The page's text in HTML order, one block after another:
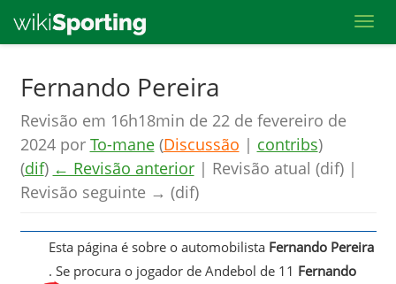
main
content
Fernando Pereira
Revisão em 16h18min de 22 de fevereiro de
2024 por To-mane (Discussão | contribs)
(dif) ← Revisão anterior| Revisão atual (dif) |
Revisão seguinte → (dif)
Esta página é sobre o automobilista Fernando Pereira
. Se procura o jogador de Andebol de 11 Fernando